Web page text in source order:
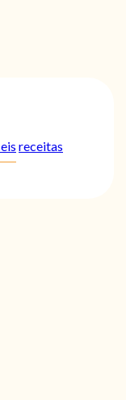
receitas